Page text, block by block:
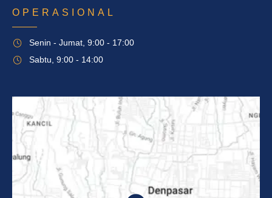
OPERASIONAL
Senin - Jumat, 9:00 - 17:00
Sabtu, 9:00 - 14:00